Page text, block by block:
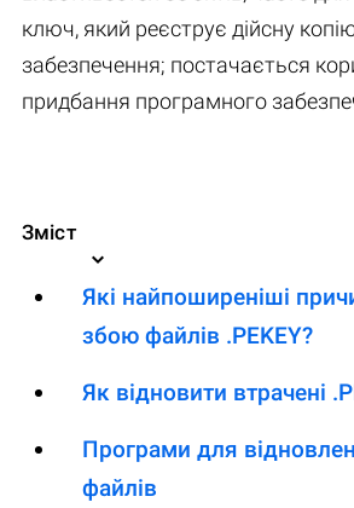
ключ, який реєструє дійсну
забезпечення; постачається
придбання програмного
Зміст
Які найпоширеніші
збою файлів .PEKEY?
Як відновити втрачені
Програми для
файлів